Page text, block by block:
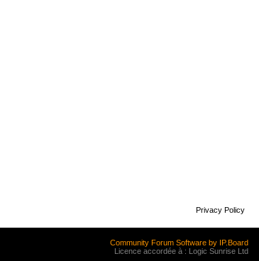
Privacy Policy
Community Forum Software by IP.Board
Licence accordée à : Logic Sunrise Ltd